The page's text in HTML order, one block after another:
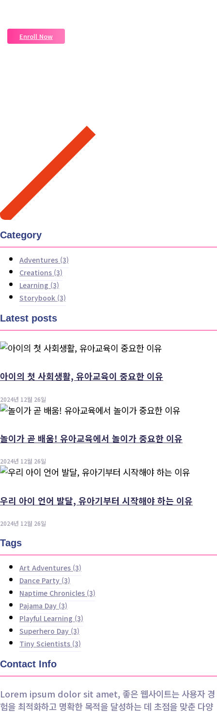
Enroll Now
Category
Adventures (3)
Creations (3)
Learning (3)
Storybook (3)
Latest posts
아이의 첫 사회생활, 유아교육이 중요한 이유
2024년 12월 26일
놀이가 곧 배움! 유아교육에서 놀이가 중요한 이유
2024년 12월 26일
우리 아이 언어 발달, 유아기부터 시작해야 하는 이유
2024년 12월 26일
Tags
Art Adventures (3)
Dance Party (3)
Naptime Chronicles (3)
Pajama Day (3)
Playful Learning (3)
Superhero Day (3)
Tiny Scientists (3)
Contact Info
Lorem ipsum dolor sit amet, 좋은 웹사이트는 사용자 경
험을 최적화하고 명확한 목적을 달성하는 데 초점을 맞춘 다양